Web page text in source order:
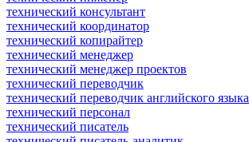
технический консультант
технический координатор
технический копирайтер
технический менеджер
технический менеджер проектов
технический переводчик
технический переводчик английского языка
технический персонал
технический писатель